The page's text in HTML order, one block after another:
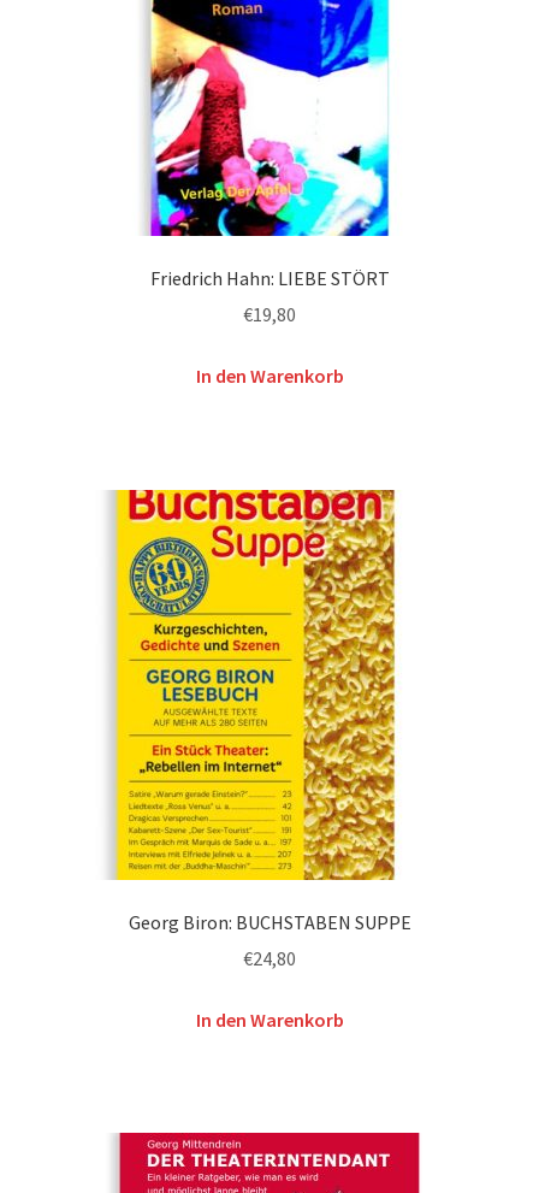
Friedrich Hahn: LIEBE STÖRT
€19,80
In den Warenkorb
Georg Biron: BUCHSTABEN SUPPE
€24,80
In den Warenkorb